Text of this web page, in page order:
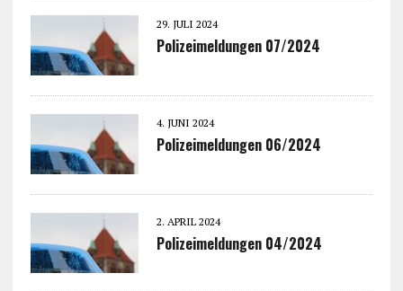
29. JULI 2024
Polizeimeldungen 07/2024
4. JUNI 2024
Polizeimeldungen 06/2024
2. APRIL 2024
Polizeimeldungen 04/2024